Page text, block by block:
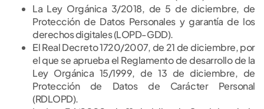
La Ley Orgánica 3/2018, de 5 de diciembre, de
Protección de Datos Personales y garantía de los
derechos digitales (LOPD-GDD).
El Real Decreto 1720/2007, de 21 de diciembre, por
el que se aprueba el Reglamento de desarrollo de la
Ley Orgánica 15/1999, de 13 de diciembre, de
Protección de Datos de Carácter Personal
(RDLOPD).